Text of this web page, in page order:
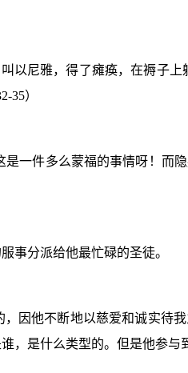
以尼雅，得了瘫痪，在褥子上
35）
一件多么蒙福的事情呀！而
事分派给他最忙碌的圣徒。
，因他不断地以慈爱和诚实待
是什么类型的。但是他参与